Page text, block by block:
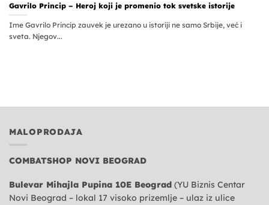
Gavrilo Princip – Heroj koji je promenio tok svetske istorije
Ime Gavrilo Princip zauvek je urezano u istoriji ne samo Srbije, već i
sveta. Njegov...
MALOPRODAJA
COMBATSHOP NOVI BEOGRAD
Bulevar Mihajla Pupina 10E Beograd (YU Biznis Centar
Novi Beograd – lokal 17 visoko prizemlje – ulaz iz ulice